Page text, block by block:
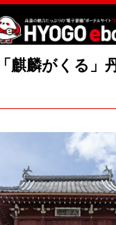
麒麟がくる」